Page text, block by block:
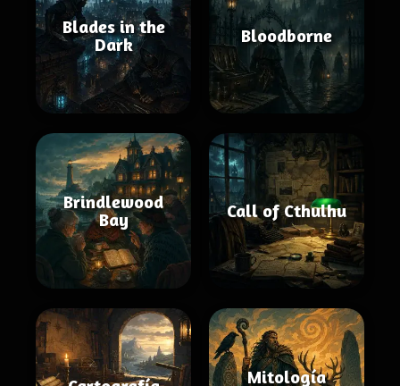
Blades in the
Dark
Bloodborne
Brindlewood
Bay
Call of Cthulhu
Mitología